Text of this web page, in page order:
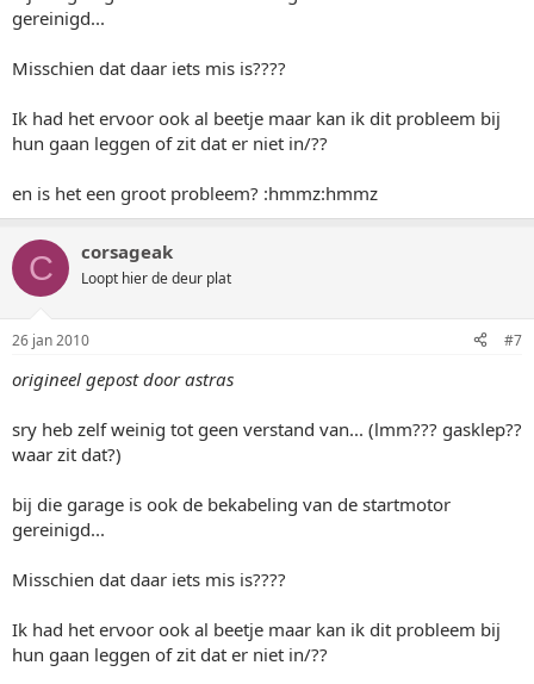
gereinigd...
Misschien dat daar iets mis is????
Ik had het ervoor ook al beetje maar kan ik dit probleem bij
hun gaan leggen of zit dat er niet in/??
en is het een groot probleem? :hmmz:hmmz
C corsageak
Loopt hier de deur plat
26 jan 2010 #7
origineel gepost door astras
sry heb zelf weinig tot geen verstand van... (lmm??? gasklep??
waar zit dat?)
bij die garage is ook de bekabeling van de startmotor
gereinigd...
Misschien dat daar iets mis is????
Ik had het ervoor ook al beetje maar kan ik dit probleem bij
hun gaan leggen of zit dat er niet in/??